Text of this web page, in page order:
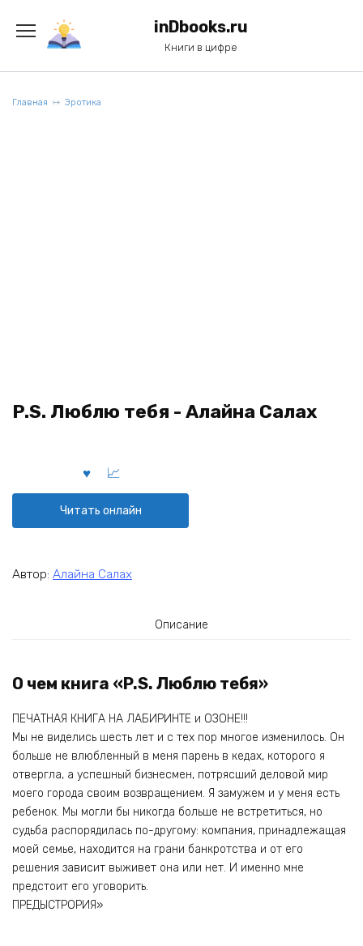
содержанию
inDbooks.ru
Книги в цифре
Главная Эротика
P.S. Люблю тебя - Алайна Салах
Читать онлайн
Автор: Алайна Салах
Описание
О чем книга «P.S. Люблю тебя»
ПЕЧАТНАЯ КНИГА НА ЛАБИРИНТЕ и ОЗОНЕ!!!
Мы не виделись шесть лет и с тех пор многое изменилось. Он
больше не влюбленный в меня парень в кедах, которого я
отвергла, а успешный бизнесмен, потрясший деловой мир
моего города своим возвращением. Я замужем и у меня есть
ребенок. Мы могли бы никогда больше не встретиться, но
судьба распорядилась по-другому: компания, принадлежащая
моей семье, находится на грани банкротства и от его
решения зависит выживет она или нет. И именно мне
предстоит его уговорить.
ПРЕДЫСТРОРИЯ»